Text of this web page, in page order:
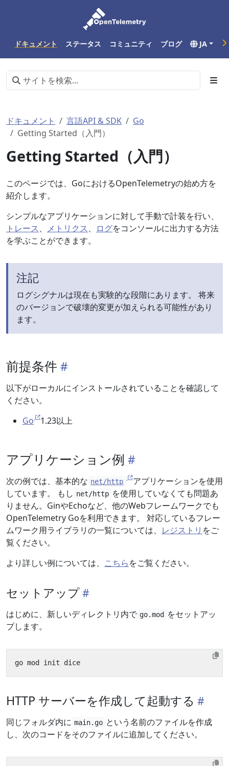
ドキュメント ステータス コミュニティ ブログ JA
ドキュメント 言語API & SDK
Go
Getting Started（入門）
Getting Started（入門）
このページでは、GoにおけるOpenTelemetryの始め方を
紹介します。
シンプルなアプリケーションに対して手動で計装を行い、
トレース、 メトリクス、 ログをコンソールに出力する方法
を学ぶことができます。
注記
ログシグナルは現在も実験的な段階にあります。 将来
のバージョンで破壊的変更が加えられる可能性があり
ます。
前提条件
以下がローカルにインストールされていることを確認して
ください。
Go
1.23以上
アプリケーション例
次の例では、基本的な net/http
アプリケーションを使用
しています。 もし net/http を使用していなくても問題あ
りません。GinやEchoなど、他のWebフレームワークでも
OpenTelemetry Goを利用できます。 対応しているフレー
ムワーク用ライブラリの一覧については、 レジストリ をご
覧ください。
より詳しい例については、 こちらをご覧ください。
セットアップ
はじめに、新しいディレクトリ内で go.mod
をセットアッ
プします。
HTTP サーバーを作成して起動する
同じフォルダ内に main.go という名前のファイルを作成
し、次のコードをそのファイルに追加してください。